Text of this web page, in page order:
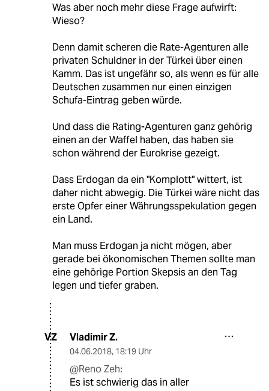
Was aber noch mehr diese Frage aufwirft:
Wieso?
Denn damit scheren die Rate-Agenturen alle
privaten Schuldner in der Türkei über einen
Kamm. Das ist ungefähr so, als wenn es für alle
Deutschen zusammen nur einen einzigen
Schufa-Eintrag geben würde.
Und dass die Rating-Agenturen ganz gehörig
einen an der Waffel haben, das haben sie
schon während der Eurokrise gezeigt.
Dass Erdogan da ein "Komplott" wittert, ist
daher nicht abwegig. Die Türkei wäre nicht das
erste Opfer einer Währungsspekulation gegen
ein Land.
Man muss Erdogan ja nicht mögen, aber
gerade bei ökonomischen Themen sollte man
eine gehörige Portion Skepsis an den Tag
legen und tiefer graben.
VZ Vladimir Z.
04.06.2018, 18:19 Uhr
@Reno Zeh:
Es ist schwierig das in aller